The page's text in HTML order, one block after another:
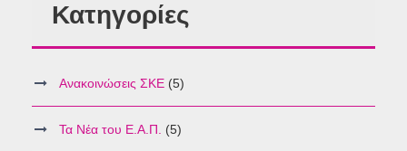
Κατηγορίες
Ανακοινώσεις ΣΚΕ (5)
Τα Νέα του Ε.Α.Π. (5)